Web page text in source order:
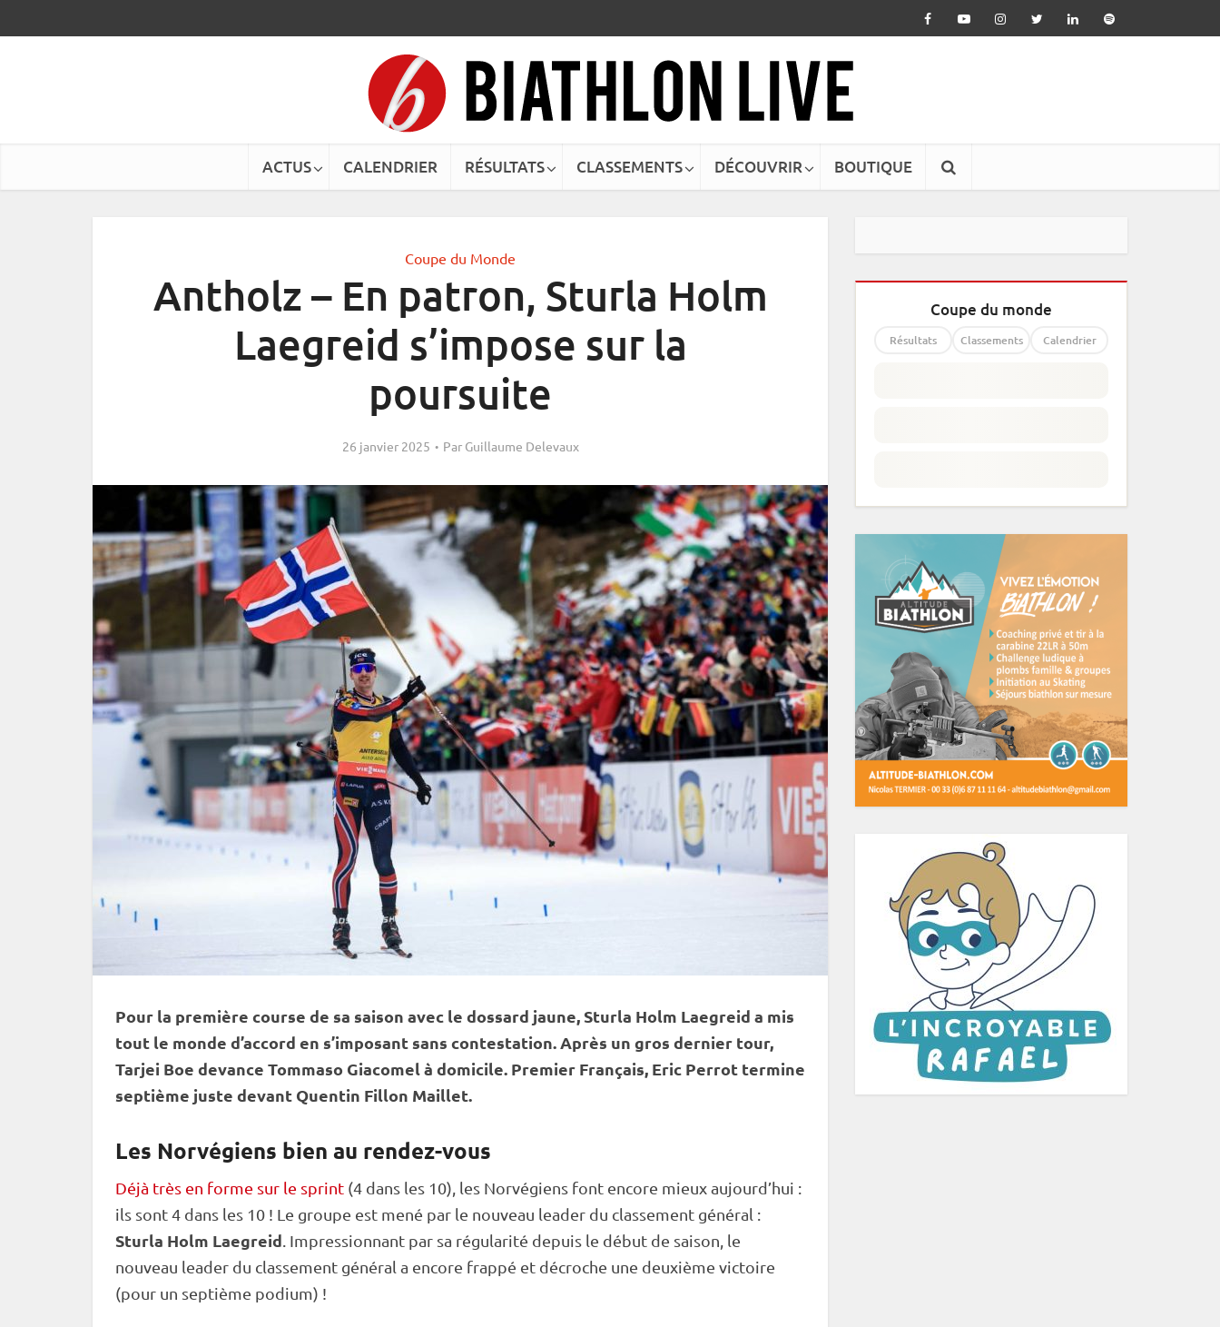
ACTUS CALENDRIER RÉSULTATS CLASSEMENTS DÉCOUVRIR BOUTIQUE
Coupe du Monde
Antholz – En patron, Sturla Holm
Laegreid s’impose sur la
poursuite
26 janvier 2025 Par Guillaume Delevaux
Pour la première course de sa saison avec le dossard jaune, Sturla Holm Laegreid a mis
tout le monde d’accord en s’imposant sans contestation. Après un gros dernier tour,
Tarjei Boe devance Tommaso Giacomel à domicile. Premier Français, Eric Perrot termine
septième juste devant Quentin Fillon Maillet.
Les Norvégiens bien au rendez-vous
Déjà très en forme sur le sprint (4 dans les 10), les Norvégiens font encore mieux aujourd’hui :
ils sont 4 dans les 10 ! Le groupe est mené par le nouveau leader du classement général :
Sturla Holm Laegreid . Impressionnant par sa régularité depuis le début de saison, le
nouveau leader du classement général a encore frappé et décroche une deuxième victoire
(pour un septième podium) !
Coupe du monde
Résultats Classements Calendrier